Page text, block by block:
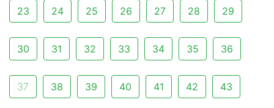
23 24 25 26 27 28 29
30 31 32 33 34 35 36
37 38 39 40 41 42 43